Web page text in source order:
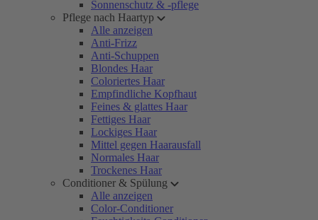
Sonnenschutz & -pflege
Pflege nach Haartyp
Alle anzeigen
Anti-Frizz
Anti-Schuppen
Blondes Haar
Coloriertes Haar
Empfindliche Kopfhaut
Feines & glattes Haar
Fettiges Haar
Lockiges Haar
Mittel gegen Haarausfall
Normales Haar
Trockenes Haar
Conditioner & Spülung
Alle anzeigen
Color-Conditioner